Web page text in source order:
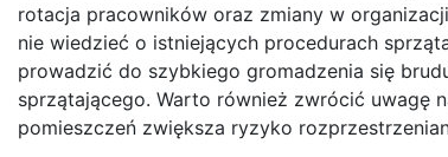
rotacja pracowników oraz zmiany w
nie wiedzieć o istniejących procedurach
prowadzić do szybkiego gromadzenia się
sprzątającego. Warto również zwrócić uwagę
pomieszczeń zwiększa ryzyko